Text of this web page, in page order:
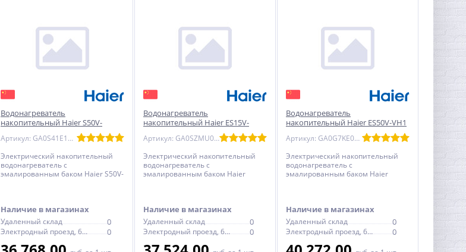
Водонагреватель
накопительный Haier S50V-
COLOR(S) эмаль - круглый
бежевый
Артикул: GA0S41E1CRU
Электрический накопительный
водонагреватель с
эмалированным баком Haier S50V-
Наличие в магазинах
Удаленный склад 0
Электродный проезд, 6с1 0
Водонагреватель
накопительный Haier ES15V-
EQ1(R) эмаль - плоский
Артикул: GA0SZMU0LRU
Электрический накопительный
водонагреватель с
эмалированным баком Haier
Наличие в магазинах
Удаленный склад 0
Электродный проезд, 6с1 0
Водонагреватель
накопительный Haier ES50V-VH1
Артикул: GA0G7KE00RU
Электрический накопительный
водонагреватель с
эмалированным баком Haier
Наличие в магазинах
Удаленный склад 0
Электродный проезд, 6с1 0